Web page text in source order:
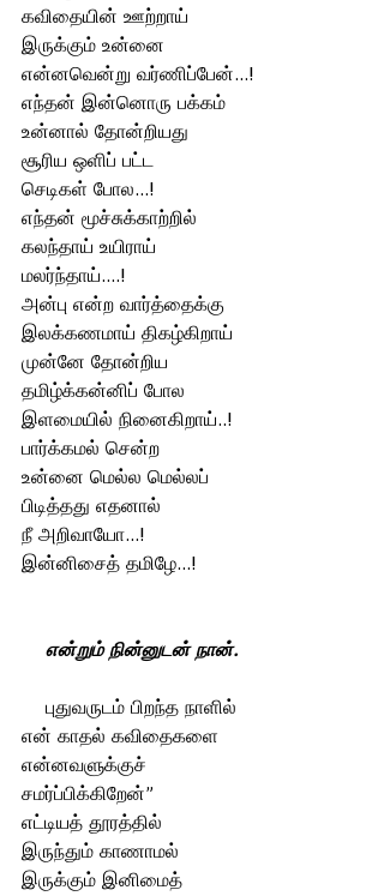
கவிதையின் ஊற்றாய்
இருக்கும் உன்னை
என்னவென்று வர்ணிப்பேன்...!
எந்தன் இன்னொரு பக்கம்
உன்னால் தோன்றியது
சூரிய ஒளிப் பட்ட
செடிகள் போல...!
எந்தன் மூச்சுக்காற்றில்
கலந்தாய் உயிராய்
மலர்ந்தாய்....!
அன்பு என்ற வார்த்தைக்கு
இலக்கணமாய் திகழ்கிறாய்
முன்னே தோன்றிய
தமிழ்க்கன்னிப் போல
இளமையில் நினைகிறாய்..!
பார்க்கமல் சென்ற
உன்னை மெல்ல மெல்லப்
பிடித்தது எதனால்
நீ அறிவாயோ...!
இன்னிசைத் தமிழே...!
என்றும் நின்னுடன் நான்.
புதுவருடம் பிறந்த நாளில்
என் காதல் கவிதைகளை
என்னவளுக்குச்
சமர்ப்பிக்கிறேன்”
எட்டியத் தூரத்தில்
இருந்தும் காணாமல்
இருக்கும் இனிமைத்